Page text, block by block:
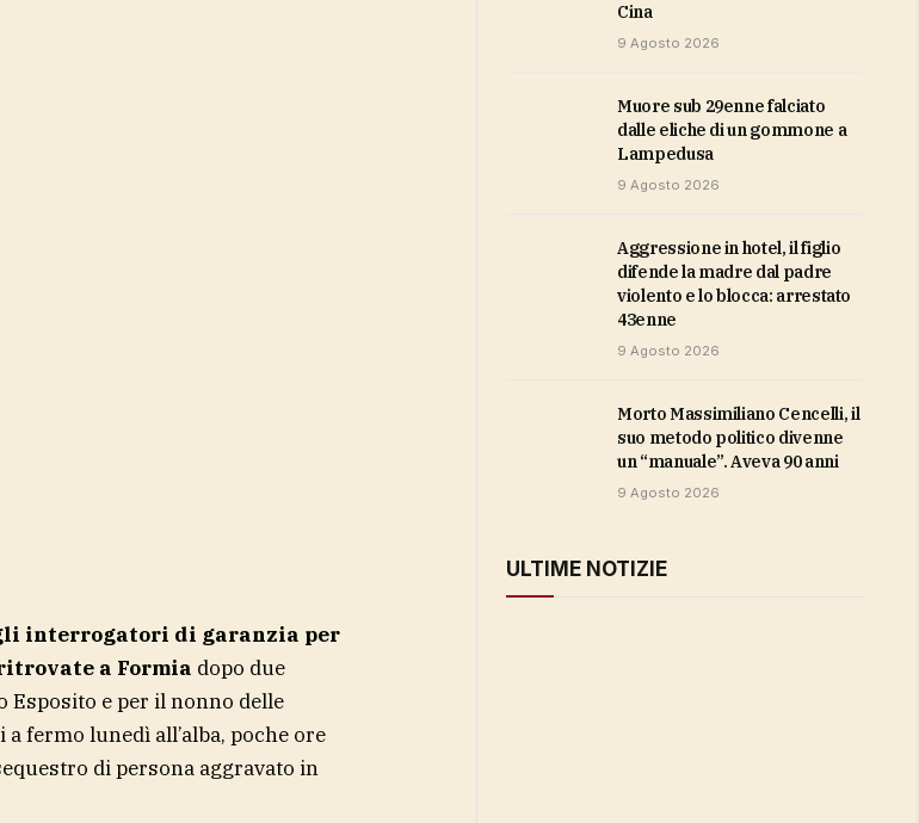
interrogatori di garanzia per
a Formia dopo due
Esposito e per il nonno delle
fermo lunedì all’alba, poche ore
di persona aggravato in
Cina
9 Agosto 2026
Muore sub 29enne falciato
dalle eliche di un gommone a
Lampedusa
9 Agosto 2026
Aggressione in hotel, il figlio
difende la madre dal padre
violento e lo blocca: arrestato
43enne
9 Agosto 2026
Morto Massimiliano Cencelli, il
suo metodo politico divenne
un “manuale”. Aveva 90 anni
9 Agosto 2026
ULTIME NOTIZIE